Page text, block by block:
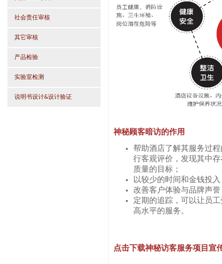
社会责任审核
其它审核
产品检验
实验室检测
说明书设计&设计验证
神秘顾客暗访的作用
帮助酒店了解其服务过
行客观评价，发现其中
质量的目标；
以较少的时间和金钱投
改善客户体验与品牌声誉
定期的追踪，可以让员
高水平的服务。
点击下载神秘访客服务项目宣